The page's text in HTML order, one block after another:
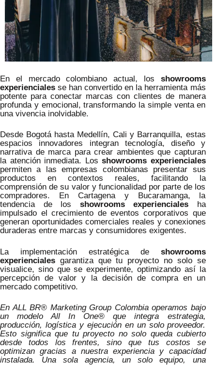
En el mercado colombiano actual, los showrooms
experienciales se han convertido en la herramienta más
potente para conectar marcas con clientes de manera
profunda y emocional, transformando la simple venta en
una vivencia inolvidable.
Desde Bogotá hasta Medellín, Cali y Barranquilla, estas
espacios innovadores integran tecnología, diseño y
narrativa de marca para crear ambientes que capturan
la atención inmediata. Los showrooms experienciales
permiten a las empresas colombianas presentar sus
productos en contextos reales, facilitando la
comprensión de su valor y funcionalidad por parte de los
compradores. En Cartagena y Bucaramanga, la
tendencia de los showrooms experienciales ha
impulsado el crecimiento de eventos corporativos que
generan oportunidades comerciales reales y conexiones
duraderas entre marcas y consumidores exigentes.
La implementación estratégica de showrooms
experienciales garantiza que tu proyecto no solo se
visualice, sino que se experimente, optimizando así la
percepción de valor y la decisión de compra en un
mercado competitivo.
En ALL BR® Marketing Group Colombia operamos bajo
un modelo All In One® que integra estrategia,
producción, logística y ejecución en un solo proveedor.
Esto significa que tu proyecto no solo queda cubierto
desde todos los frentes, sino que tus costos se
optimizan gracias a nuestra experiencia y capacidad
instalada. Una sola agencia, un solo equipo, una